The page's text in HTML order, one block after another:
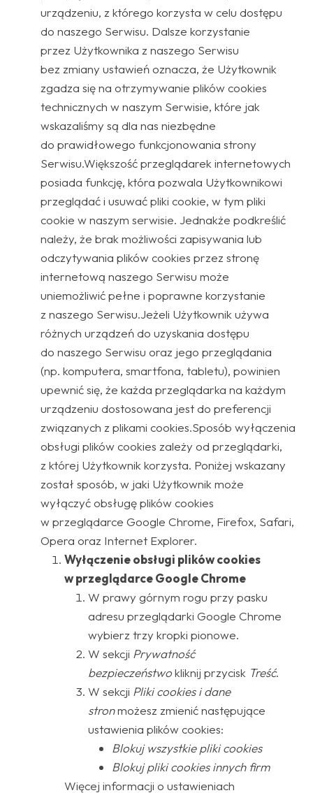
urządzeniu, z którego korzysta w celu dostępu
do naszego Serwisu. Dalsze korzystanie
przez Użytkownika z naszego Serwisu
bez zmiany ustawień oznacza, że Użytkownik
zgadza się na otrzymywanie plików cookies
technicznych w naszym Serwisie, które jak
wskazaliśmy są dla nas niezbędne
do prawidłowego funkcjonowania strony
Serwisu.Większość przeglądarek internetowych
posiada funkcję, która pozwala Użytkownikowi
przeglądać i usuwać pliki cookie, w tym pliki
cookie w naszym serwisie. Jednakże podkreślić
należy, że brak możliwości zapisywania lub
odczytywania plików cookies przez stronę
internetową naszego Serwisu może
uniemożliwić pełne i poprawne korzystanie
z naszego Serwisu.Jeżeli Użytkownik używa
różnych urządzeń do uzyskania dostępu
do naszego Serwisu oraz jego przeglądania
(np. komputera, smartfona, tabletu), powinien
upewnić się, że każda przeglądarka na każdym
urządzeniu dostosowana jest do preferencji
związanych z plikami cookies.Sposób wyłączenia
obsługi plików cookies zależy od przeglądarki,
z której Użytkownik korzysta. Poniżej wskazany
został sposób, w jaki Użytkownik może
wyłączyć obsługę plików cookies
w przeglądarce Google Chrome, Firefox, Safari,
Opera oraz Internet Explorer.
Wyłączenie obsługi plików cookies
w przeglądarce Google Chrome
W prawy górnym rogu przy pasku
adresu przeglądarki Google Chrome
wybierz trzy kropki pionowe.
W sekcji Prywatność
bezpieczeństwokliknij przycisk Treść.
W sekcji Pliki cookies i dane
stronmożesz zmienić następujące
ustawienia plików cookies:
Blokuj wszystkie pliki cookies
Blokuj pliki cookies innych firm
Więcej informacji o ustawieniach